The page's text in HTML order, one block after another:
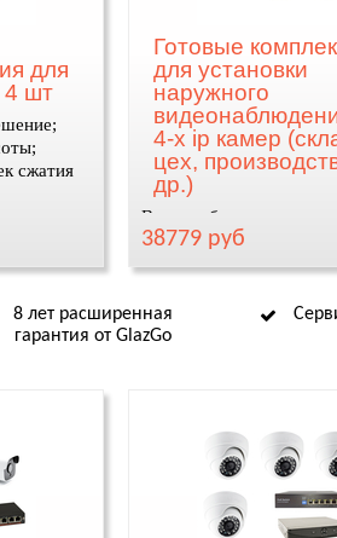
для
4 шт
сжатия
Готовые
для установки
наружного
4-х ip камер
цех,
др.)
Видеонаблюдение для
цеха, производства
38779 руб
8 лет расширенная
гарантия от GlazGo